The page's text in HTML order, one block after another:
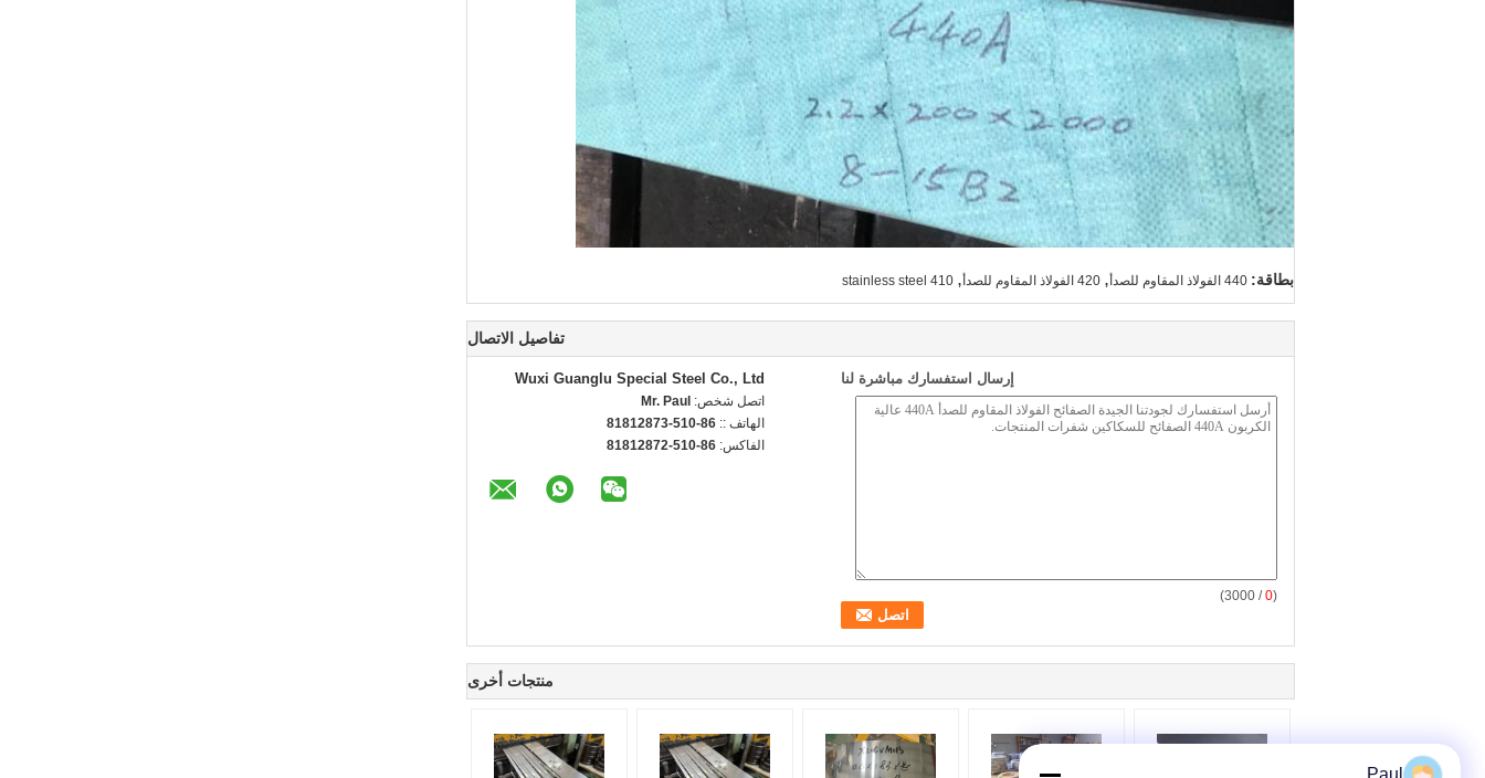
بطاقة: 440 الفولاذ المقاوم للصدأ , 420 الفولاذ المقاوم للصدأ ,
410 stainless steel
تفاصيل الاتصال
Wuxi Guanglu Special Steel Co., Ltd
اتصل شخص: Mr. Paul
الهاتف :: 86-510-81812873
الفاكس: 86-510-81812872
إرسال استفسارك مباشرة لنا
(
0
/ 3000)
منتجات أخرى
Paul